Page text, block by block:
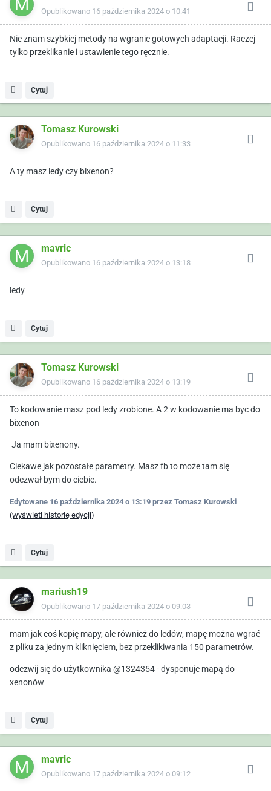
Opublikowano 16 października 2024 o 10:41
Nie znam szybkiej metody na wgranie gotowych adaptacji. Raczej
tylko przeklikanie i ustawienie tego ręcznie.
Cytuj
Tomasz Kurowski
Opublikowano 16 października 2024 o 11:33
A ty masz ledy czy bixenon?
Cytuj
mavric
Opublikowano 16 października 2024 o 13:18
ledy
Cytuj
Tomasz Kurowski
Opublikowano 16 października 2024 o 13:19
To kodowanie masz pod ledy zrobione. A 2 w kodowanie ma byc do
bixenon
Ja mam bixenony.
Ciekawe jak pozostałe parametry. Masz fb to może tam się
odezwał bym do ciebie.
Edytowane 16 października 2024 o 13:19 przez Tomasz Kurowski
(wyświetl historię edycji)
Cytuj
mariush19
Opublikowano 17 października 2024 o 09:03
mam jak coś kopię mapy, ale również do ledów, mapę można wgrać
z pliku za jednym kliknięciem, bez przeklikiwania 150 parametrów.
odezwij się do użytkownika @1324354 - dysponuje mapą do
xenonów
Cytuj
mavric
Opublikowano 17 października 2024 o 09:12